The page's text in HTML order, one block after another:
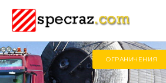
ОГРАНИЧЕНИЯ